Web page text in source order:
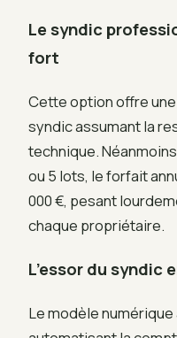
Le syndic
fort
Cette option offre
syndic assumant la
technique.
ou 5 lots, le forfait
000 €, pesant
chaque propriétaire.
L’essor du syndic
Le modèle